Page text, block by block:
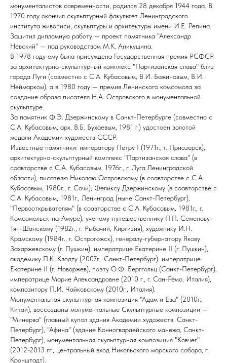
монументалистов современности, родился 28 декабря 1944 года. В
1970 году окончил скульптурный факультет Ленинградского
института живописи, скульптуры и архитектуры имени И.Е. Репина.
Защитил дипломную работу — проект памятника "Александр
Невский" — под руководством М.К. Аникушина.
В 1978 году ему была присуждена Государственная премия РСФСР
за архитектурно-скульптурный комплекс "Партизанская слава" близ
города Луги (совместно с С.А. Кубасовым, В.И. Бажиновым, В.И.
Неймарком), а в 1980 году — премия Ленинского комсомола за
создание образа писателя Н.А. Островского в монументальной
скульптуре.
За памятник Ф.Э. Дзержинскому в Санкт-Петербурге (совместно с
С.А. Кубасовым, арх. В.Б. Бухаевым, 1981 г.) удостоен золотой
медали Академии художеств СССР.
Известные памятники: императору Петру I (1971г., г. Приозерск),
архитектурно-скульптурный комплекс "Партизанская слава" (в
соавторстве с С.А. Кубасовым, 1976г., г. Луга Ленинградской
области), писателю Николаю Островскому (в соавторстве с С.А.
Кубасовым, 1980г., г. Сочи), Феликсу Дзержинскому (в соавторстве с
С.А. Кубасовым, 1981г., Ленинград (ныне Санкт-Петербург),
"Первооткрывателям" (в соавторстве с С.А. Кубасовым, 1981г., г.
Комсомольск-на-Амуре), ученому-путешественнику П.П. Семенову-
Тян-Шанскому (1982г., г. Рыбачий, Киргизия), художнику И.Н.
Крамскому (1984г., г. Острогожск), генералу-губернатору Якову
Захаржевскому (г. Пушкин), императрице Екатерине II (г. Пушкин),
академику П.К. Клодту (2007г., Санкт-Петербург), императрице
Екатерине II (г. Новоржев), поэту О.Ф. Берггольц (Санкт-Петербург),
императрице Марие Александровне (2010 г., г. Сан-Ремо, Италия),
композитору П.И. Чайковскому (2010г., Италия).
Монументальная скульптурная композиция "Адам и Ева" (2010г.,
Китай), воссозданы монументальные Скульптурные композиции —
"Минерва" (главный купол здания Академии художеств, Санкт-
Петербург), "Афина" (здание Конногвардейского манежа, Санкт-
Петербург), монументальная скульптурная композиция "Ковчег"
(2012-2013 гг., центральный вход Никольского морского собора, г.
Кронштадт).